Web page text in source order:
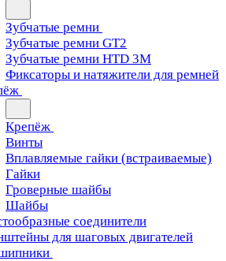
Зубчатые ремни
Зубчатые ремни GT2
Зубчатые ремни HTD 3M
Фиксаторы и натяжители для ремней
Крепёж
Винты
Вплавляемые гайки (встраиваемые)
Гайки
Гроверные шайбы
Шайбы
соединители
для шаговых двигателей